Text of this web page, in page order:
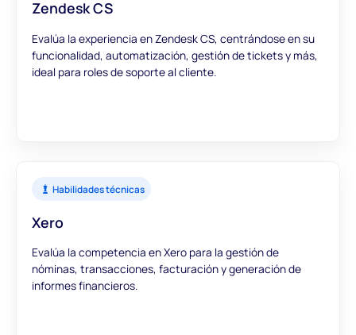
Zendesk CS
Evalúa la experiencia en Zendesk CS, centrándose en su
funcionalidad, automatización, gestión de tickets y más,
ideal para roles de soporte al cliente.
Habilidades técnicas
Xero
Evalúa la competencia en Xero para la gestión de
nóminas, transacciones, facturación y generación de
informes financieros.